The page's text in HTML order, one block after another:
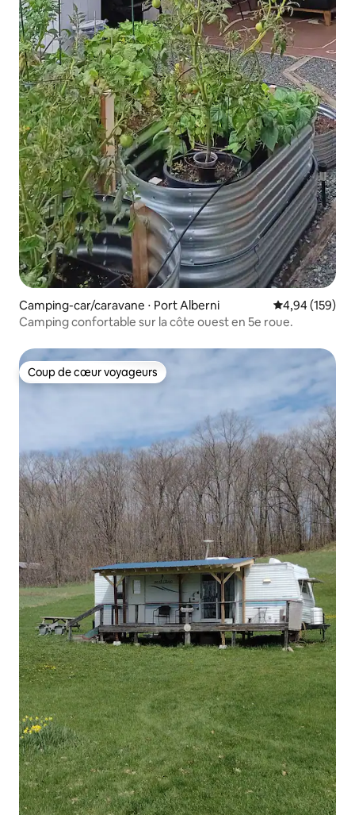
Camping-car/caravane ⋅ Port Alberni Évaluation
4,94 (159)
Camping confortable sur la côte ouest en 5e roue.
Coup de cœur voyageurs
Coup de cœur voyageurs